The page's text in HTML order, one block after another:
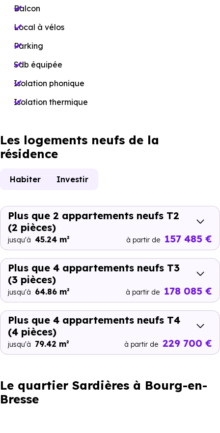
Balcon
Local à vélos
Parking
Sdb équipée
Isolation phonique
Isolation thermique
Les logements neufs de la
résidence
Habiter Investir
Plus que 2 appartements neufs T2
(2 pièces)
jusqu'à 45.24 m² à partir de 157 485 €
Plus que 4 appartements neufs T3
(3 pièces)
jusqu'à 64.86 m² à partir de 178 085 €
Plus que 4 appartements neufs T4
(4 pièces)
jusqu'à 79.42 m² à partir de 229 700 €
Le quartier Sardières à Bourg-en-
Bresse